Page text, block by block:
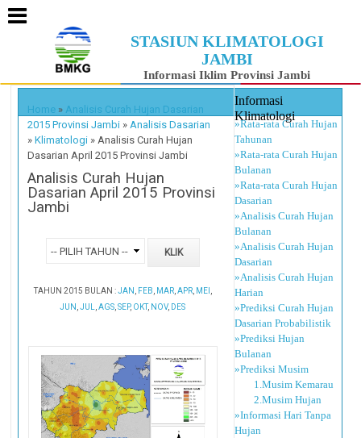
STASIUN KLIMATOLOGI
JAMBI
Informasi Iklim Provinsi Jambi
Home » Analisis Curah Hujan Dasarian
2015 Provinsi Jambi » Analisis Dasarian
»Klimatologi » Analisis Curah Hujan
Dasarian April 2015 Provinsi Jambi
Analisis Curah Hujan
Dasarian April 2015 Provinsi
Jambi
TAHUN 2015 BULAN :JAN FEB MAR, APR, MEI
JUN ,JUL ,AGS ,SEP, OKT, NOV, DES
Informasi
Klimatologi
»Rata-rata Curah Hujan
Tahunan
»Rata-rata Curah Hujan
Bulanan
»Rata-rata Curah Hujan
Dasarian
»Analisis Curah Hujan
Bulanan
»Analisis Curah Hujan
Dasarian
»Analisis Curah Hujan
Harian
»Prediksi Curah Hujan
Dasarian Probabilistik
»Prediksi Hujan
Bulanan
»Prediksi Musim
1.Musim Kemarau
2.Musim Hujan
»Informasi Hari Tanpa
Hujan